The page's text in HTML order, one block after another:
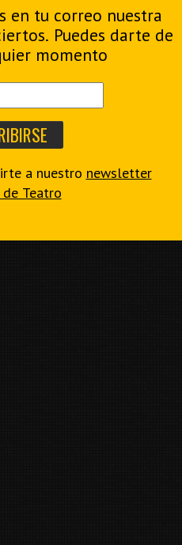
en tu correo nuestra
Puedes darte de
momento
a nuestro newsletter
Teatro